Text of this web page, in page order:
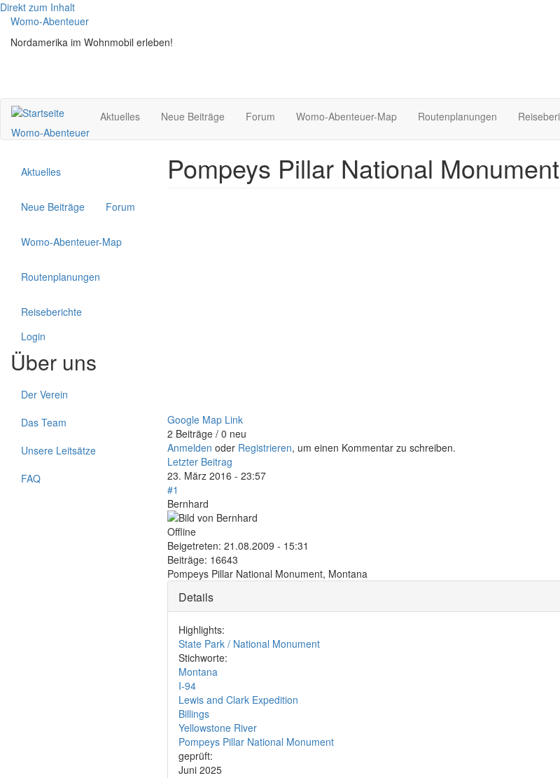
Direkt zum Inhalt
Womo-Abenteuer
Nordamerika im Wohnmobil erleben!
Womo-Abenteuer
Aktuelles Neue Beiträge Forum Womo-Abenteuer-Map Routenplanungen
Aktuelles
Neue Beiträge Forum
Womo-Abenteuer-Map
Routenplanungen
Reiseberichte
Login
Über uns
Der Verein
Das Team
Unsere Leitsätze
FAQ
Pompeys Pillar National
Google Map Link
2 Beiträge / 0 neu
Anmelden oder Registrieren, um einen Kommentar zu schreiben.
Letzter Beitrag
23. März 2016 - 23:57
#1
Bernhard
Offline
Beigetreten: 21.08.2009 - 15:31
Beiträge: 16643
Pompeys Pillar National Monument, Montana
Details
Highlights:
State Park / National Monument
Stichworte:
Montana
I-94
Lewis and Clark Expedition
Billings
Yellowstone River
Pompeys Pillar National Monument
geprüft:
Juni 2025